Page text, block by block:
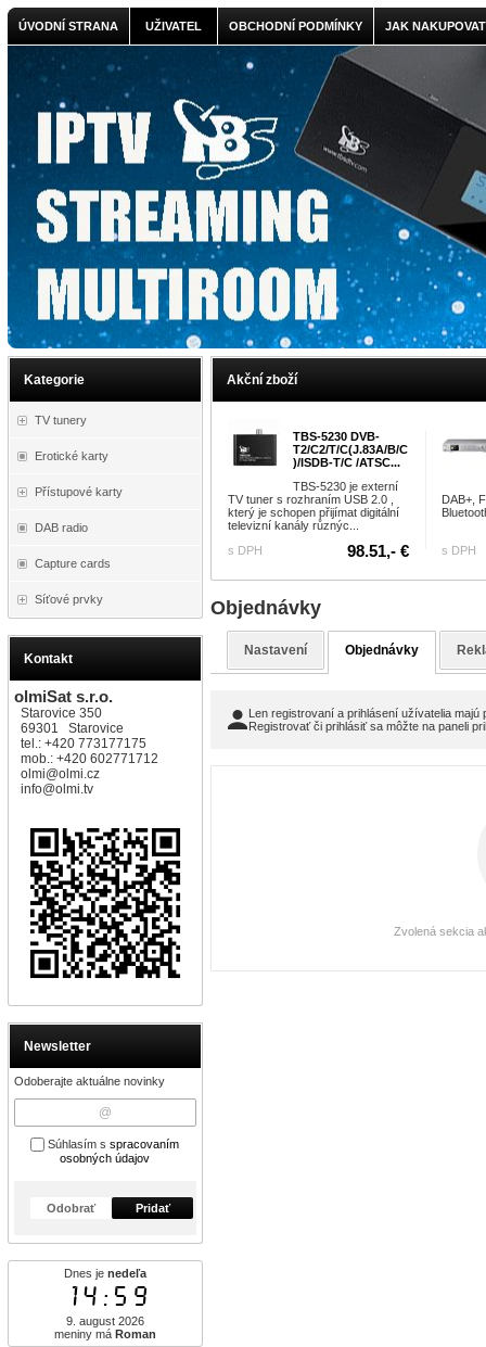
ÚVODNÍ STRANA UŽIVATEL OBCHODNÍ PODMÍNKY JAK NAKUPOVAT
Kategorie
TV tunery
Erotické karty
Přístupové karty
DAB radio
Capture cards
Síťové prvky
Kontakt
olmiSat s.r.o.
Starovice 350
69301 Starovice
tel.: +420 773177175
mob.: +420 602771712
olmi@olmi.cz
info@olmi.tv
Newsletter
Odoberajte aktuálne novinky
Súhlasím sspracovaním
osobných údajov
Odobrať Pridať
Dnes je nedeľa
14:59
9. august 2026
meniny má Roman
Akční zboží
TBS-5230 DVB-
T2/C2/T/C(J.83A/B/C
)/ISDB-T/C /ATSC...
TBS-5230 je externí
TV tuner s rozhraním USB 2.0 ,
který je schopen přijímat digitální
televizní kanály různýc...
s DPH
98.51,- €
DAB+,
s DPH
Objednávky
Nastavení Objednávky
Len registrovaní a prihlásení užívatelia majú
Registrovať či prihlásiť sa môžte na paneli
Zvolená sekcia